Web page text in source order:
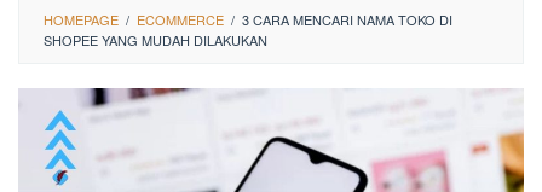
HOMEPAGE / ECOMMERCE / 3 CARA MENCARI NAMA TOKO DI
SHOPEE YANG MUDAH DILAKUKAN